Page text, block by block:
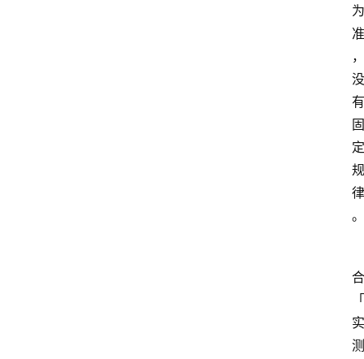
为
准
，
没
有
固
定
规
律
。
合
「
实
测